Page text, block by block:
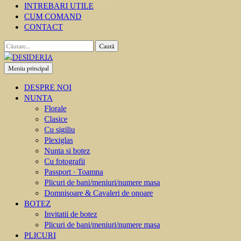
INTREBARI UTILE
CUM COMAND
CONTACT
Caută
după:
DESIDERIA
Creator de invitati
Meniu principal
DESPRE NOI
NUNTA
Florale
Clasice
Cu sigiliu
Plexiglas
Nunta si botez
Cu fotografii
Passport · Toamna
Plicuri de bani/meniuri/numere masa
Domnisoare & Cavaleri de onoare
BOTEZ
Invitatii de botez
Plicuri de bani/meniuri/numere masa
PLICURI